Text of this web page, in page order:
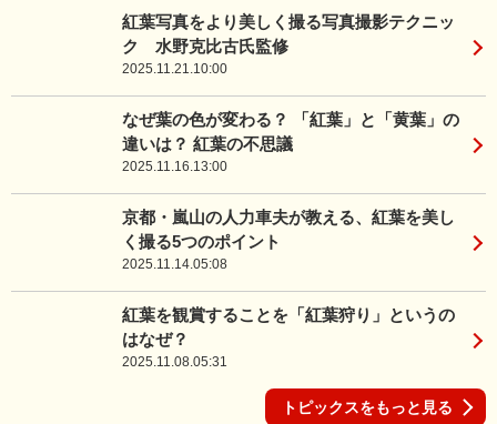
紅葉写真をより美しく撮る写真撮影テクニッ
ク 水野克比古氏監修
2025.11.21.10:00
なぜ葉の色が変わる？ 「紅葉」と「黄葉」の
違いは？ 紅葉の不思議
2025.11.16.13:00
京都・嵐山の人力車夫が教える、紅葉を美し
く撮る5つのポイント
2025.11.14.05:08
紅葉を観賞することを「紅葉狩り」というの
はなぜ？
2025.11.08.05:31
トピックスをもっと見る